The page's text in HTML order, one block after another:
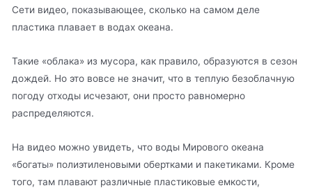
Сети видео, показывающее, сколько на самом деле
пластика плавает в водах океана.
Такие «облака» из мусора, как правило, образуются в сезон
дождей. Но это вовсе не значит, что в теплую безоблачную
погоду отходы исчезают, они просто равномерно
распределяются.
На видео можно увидеть, что воды Мирового океана
«богаты» полиэтиленовыми обертками и пакетиками. Кроме
того, там плавают различные пластиковые емкости,